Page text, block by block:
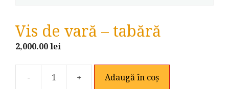
Vis de vară – tabără
2,000.00lei
-
Cantitate
+ Adaugă în coș